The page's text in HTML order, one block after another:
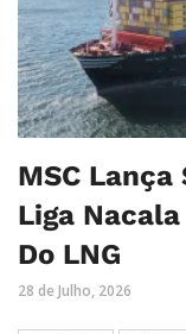
MSC
Liga
Do LNG
28 de Julho, 2026